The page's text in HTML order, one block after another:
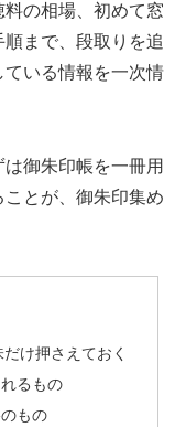
の相場、初めて窓
まで、段取りを追
いる情報を一次情
御朱印帳を一冊用
とが、御朱印集め
け押さえておく
るもの
もの